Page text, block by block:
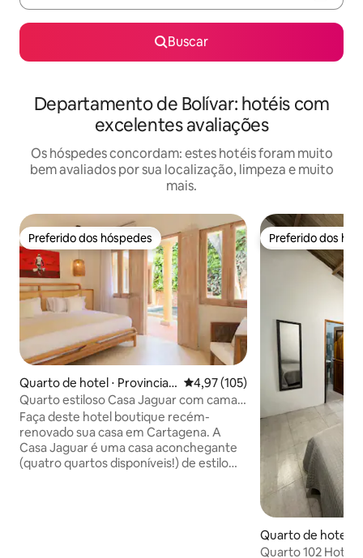
Buscar
Departamento de Bolívar: hotéis com
excelentes avaliações
Os hóspedes concordam: estes hotéis foram muito
bem avaliados por sua localização, limpeza e muito
mais.
Preferido dos hóspedes
Preferido dos hóspedes
Quarto de hotel ⋅ Provincia
de Cartagena
4,97 de uma avaliação média de
4,97 (105)
Quarto estiloso Casa Jaguar com cama
king size
Faça deste hotel boutique recém-
renovado sua casa em Cartagena. A
Casa Jaguar é uma casa aconchegante
(quatro quartos disponíveis!) de estilo
Preferido dos
Preferido dos
Quarto de hotel ⋅
Quarto 102 Hotel